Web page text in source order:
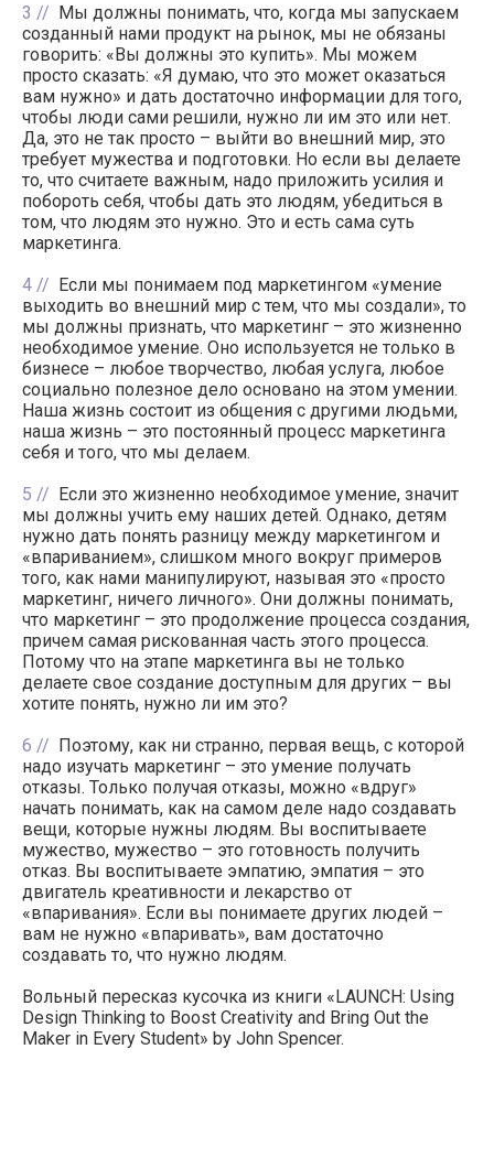
3
Мы должны понимать, что, когда мы запускаем
созданный нами продукт на рынок, мы не обязаны
говорить: «Вы должны это купить». Мы можем
просто сказать: «Я думаю, что это может оказаться
вам нужно» и дать достаточно информации для того,
чтобы люди сами решили, нужно ли им это или нет.
Да, это не так просто – выйти во внешний мир, это
требует мужества и подготовки. Но если вы делаете
то, что считаете важным, надо приложить усилия и
побороть себя, чтобы дать это людям, убедиться в
том, что людям это нужно. Это и есть сама суть
маркетинга.
4
Если мы понимаем под маркетингом «умение
выходить во внешний мир с тем, что мы создали», то
мы должны признать, что маркетинг – это жизненно
необходимое умение. Оно используется не только в
бизнесе – любое творчество, любая услуга, любое
социально полезное дело основано на этом умении.
Наша жизнь состоит из общения с другими людьми,
наша жизнь – это постоянный процесс маркетинга
себя и того, что мы делаем.
5
Если это жизненно необходимое умение, значит
мы должны учить ему наших детей. Однако, детям
нужно дать понять разницу между маркетингом и
«впариванием», слишком много вокруг примеров
того, как нами манипулируют, называя это «просто
маркетинг, ничего личного». Они должны понимать,
что маркетинг – это продолжение процесса создания,
причем самая рискованная часть этого процесса.
Потому что на этапе маркетинга вы не только
делаете свое создание доступным для других – вы
хотите понять, нужно ли им это?
6
Поэтому, как ни странно, первая вещь, с которой
надо изучать маркетинг – это умение получать
отказы. Только получая отказы, можно «вдруг»
начать понимать, как на самом деле надо создавать
вещи, которые нужны людям. Вы воспитываете
мужество, мужество – это готовность получить
отказ. Вы воспитываете эмпатию, эмпатия – это
двигатель креативности и лекарство от
«впаривания». Если вы понимаете других людей –
вам не нужно «впаривать», вам достаточно
создавать то, что нужно людям.
Вольный пересказ кусочка из книги «LAUNCH: Using
Design Thinking to Boost Creativity and Bring Out the
Maker in Every Student» by John Spencer.